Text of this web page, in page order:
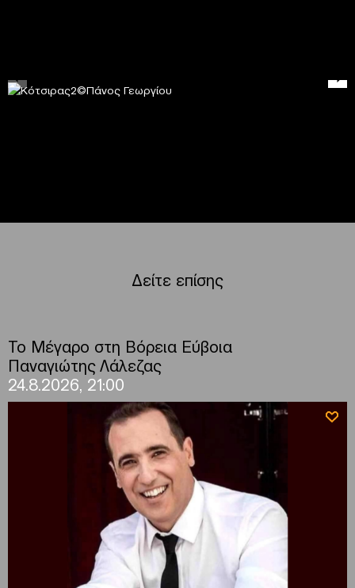
Δείτε επίσης
Το Μέγαρο στη Βόρεια Εύβοια
Παναγιώτης Λάλεζας
24.8.2026, 21:00